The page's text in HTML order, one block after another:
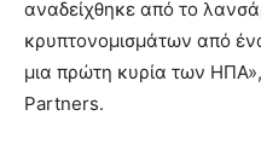
αναδείχθηκε από το
κρυπτονομισμάτων από
μια πρώτη κυρία των
Partners.